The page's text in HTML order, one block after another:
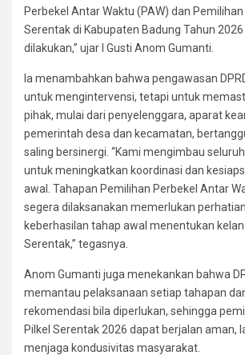
Perbekel Antar Waktu (PAW) dan
Serentak di Kabupaten Badung Tahun
dilakukan,” ujar I Gusti Anom Gumanti.
Ia menambahkan bahwa pengawasan
untuk mengintervensi, tetapi untuk
pihak, mulai dari penyelenggara, aparat
pemerintah desa dan kecamatan,
saling bersinergi. “Kami mengimbau
untuk meningkatkan koordinasi dan
awal. Tahapan Pemilihan Perbekel Antar
segera dilaksanakan memerlukan
keberhasilan tahap awal menentukan
Serentak,” tegasnya.
Anom Gumanti juga menekankan bahwa
memantau pelaksanaan setiap tahapan
rekomendasi bila diperlukan, sehingga
Pilkel Serentak 2026 dapat berjalan aman,
menjaga kondusivitas masyarakat.